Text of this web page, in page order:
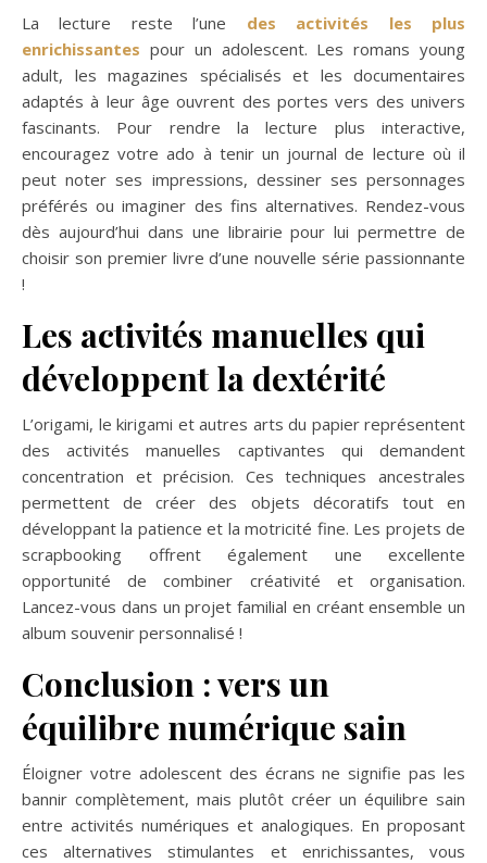
La lecture reste l’une des activités les plus
enrichissantes pour un adolescent. Les romans young
adult, les magazines spécialisés et les documentaires
adaptés à leur âge ouvrent des portes vers des univers
fascinants. Pour rendre la lecture plus interactive,
encouragez votre ado à tenir un journal de lecture où il
peut noter ses impressions, dessiner ses personnages
préférés ou imaginer des fins alternatives. Rendez-vous
dès aujourd’hui dans une librairie pour lui permettre de
choisir son premier livre d’une nouvelle série passionnante
!
Les activités manuelles qui
développent la dextérité
L’origami, le kirigami et autres arts du papier représentent
des activités manuelles captivantes qui demandent
concentration et précision. Ces techniques ancestrales
permettent de créer des objets décoratifs tout en
développant la patience et la motricité fine. Les projets de
scrapbooking offrent également une excellente
opportunité de combiner créativité et organisation.
Lancez-vous dans un projet familial en créant ensemble un
album souvenir personnalisé !
Conclusion : vers un
équilibre numérique sain
Éloigner votre adolescent des écrans ne signifie pas les
bannir complètement, mais plutôt créer un équilibre sain
entre activités numériques et analogiques. En proposant
ces alternatives stimulantes et enrichissantes, vous